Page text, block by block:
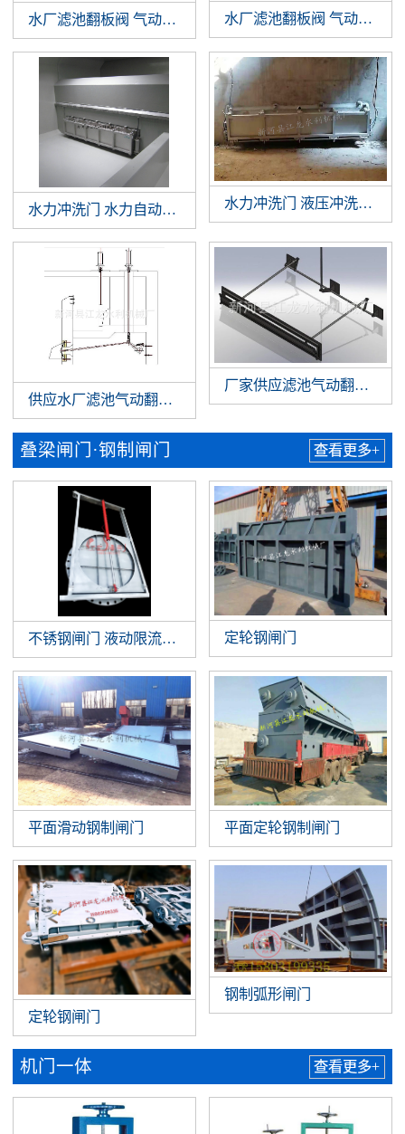
水厂滤池翻板阀 气动翻板阀
水力冲洗门 水力自动冲洗门 门式冲洗系统 调蓄池门式冲洗
水力冲洗门 液压冲洗拍门
供应水厂滤池气动翻板阀 滤池翻板阀 水厂气动翻板阀
厂家供应滤池气动翻板阀
叠梁闸门·钢制闸门 查看更多+
不锈钢闸门 液动限流闸门 智能液动平板闸门 截污井设备
定轮钢闸门
平面滑动钢制闸门 平面定轮钢制闸门
定轮钢闸门
钢制弧形闸门
机门一体 查看更多+